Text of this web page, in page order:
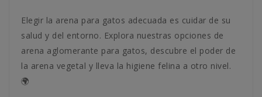
Elegir la arena para gatos adecuada es cuidar de su
salud y del entorno. Explora nuestras opciones de
arena aglomerante para gatos, descubre el poder de
la arena vegetal y lleva la higiene felina a otro nivel.
🌍